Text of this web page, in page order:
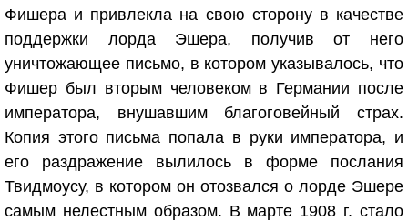
Фишера и привлекла на свою сторону в качестве
поддержки лорда Эшера, получив от него
уничтожающее письмо, в котором указывалось, что
Фишер был вторым человеком в Германии после
императора, внушавшим благоговейный страх.
Копия этого письма попала в руки императора, и
его раздражение вылилось в форме послания
Твидмоусу, в котором он отозвался о лорде Эшере
самым нелестным образом. В марте 1908 г. стало